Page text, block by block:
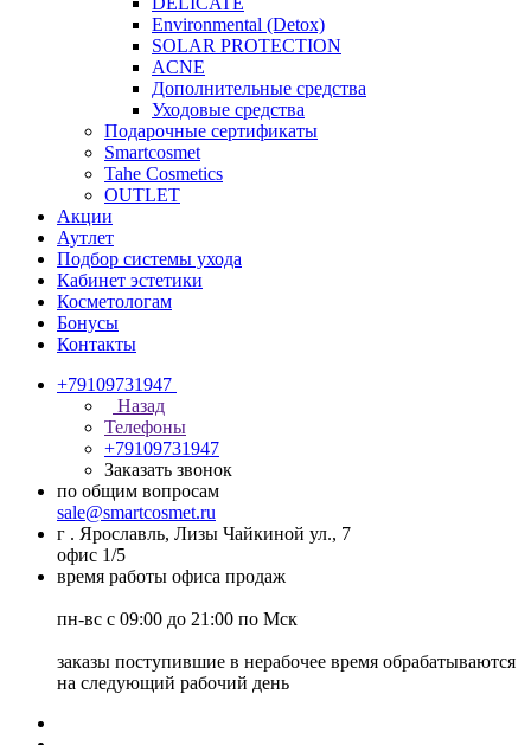
Environmental (Detox)
SOLAR PROTECTION
АCNE
Дополнительные средства
Уходовые средства
Подарочные сертификаты
Smartcosmet
Tahe Cosmetics
OUTLET
Акции
Аутлет
Подбор системы ухода
Кабинет эстетики
Косметологам
Бонусы
Контакты
+79109731947
Назад
Телефоны
+79109731947
Заказать звонок
по общим вопросам
sale@smartcosmet.ru
г . Ярославль, Лизы Чайкиной ул., 7
офис 1/5
время работы офиса продаж
пн-вс с 09:00 до 21:00 по Мск
заказы поступившие в нерабочее время обрабатываются
на следующий рабочий день